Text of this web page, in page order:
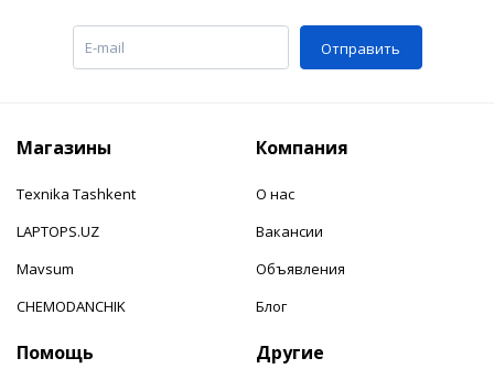
Отправить
Магазины
Texnika Tashkent
LAPTOPS.UZ
Mavsum
CHEMODANCHIK
Компания
О нас
Вакансии
Объявления
Блог
Помощь Другие